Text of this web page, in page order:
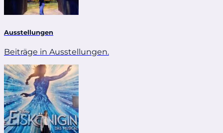
Ausstellungen
Beiträge in Ausstellungen.